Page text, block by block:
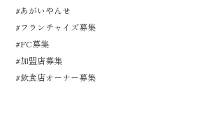
#あがいやんせ
#フランチャイズ募集
#FC募集
#加盟店募集
#飲食店オーナー募集